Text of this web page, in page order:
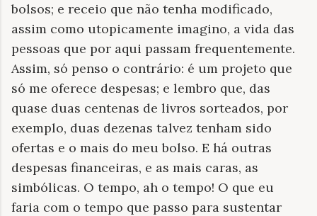
bolsos; e receio que não tenha modificado,
assim como utopicamente imagino, a vida das
pessoas que por aqui passam frequentemente.
Assim, só penso o contrário: é um projeto que
só me oferece despesas; e lembro que, das
quase duas centenas de livros sorteados, por
exemplo, duas dezenas talvez tenham sido
ofertas e o mais do meu bolso. E há outras
despesas financeiras, e as mais caras, as
simbólicas. O tempo, ah o tempo! O que eu
faria com o tempo que passo para sustentar